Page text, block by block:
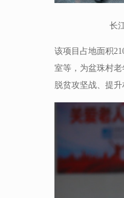
长
该项目占地面积
室等，为盆珠村
脱贫攻坚战、提